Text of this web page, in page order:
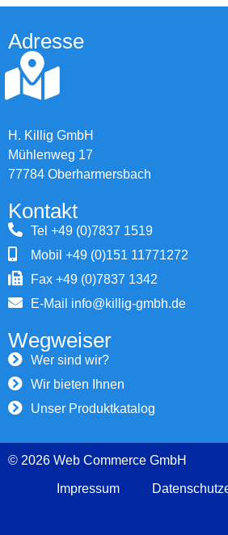
Adresse
H. Killig GmbH
Mühlenweg 17
77784 Oberharmersbach
Kontakt
Tel +49 (0)7837 1519
Mobil +49 (0)151 11771272
Fax +49 (0)7837 1342
E-Mail info@killig-gmbh.de
Wegweiser
Wer sind wir?
Wir bieten Ihnen
Unser Produktkatalog
© 2026 Web Commerce GmbH
Impressum